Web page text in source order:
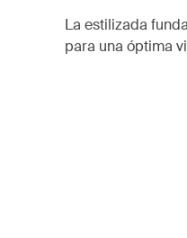
La estilizada
para una óptima